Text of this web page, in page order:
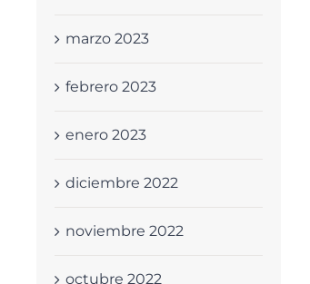
marzo 2023
febrero 2023
enero 2023
diciembre 2022
noviembre 2022
octubre 2022